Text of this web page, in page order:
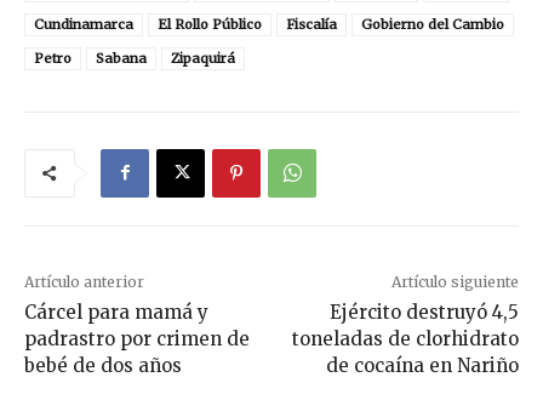
Cundinamarca
El Rollo Público Fiscalía
Gobierno del Cambio
Petro
Sabana Zipaquirá
Artículo anterior
Cárcel para mamá y
padrastro por crimen de
bebé de dos años
Artículo siguiente
Ejército destruyó 4,5
toneladas de clorhidrato
de cocaína en Nariño